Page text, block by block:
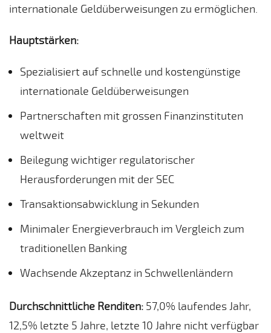
internationale Geldüberweisungen zu ermöglichen.
Hauptstärken:
Spezialisiert auf schnelle und kostengünstige
internationale Geldüberweisungen
Partnerschaften mit grossen Finanzinstituten
weltweit
Beilegung wichtiger regulatorischer
Herausforderungen mit der SEC
Transaktionsabwicklung in Sekunden
Minimaler Energieverbrauch im Vergleich zum
traditionellen Banking
Wachsende Akzeptanz in Schwellenländern
Durchschnittliche Renditen: 57,0% laufendes Jahr,
12,5% letzte 5 Jahre, letzte 10 Jahre nicht verfügbar